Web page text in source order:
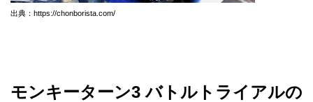
出典：https://chonborista.com/
モンキーターン3 バトルトライアルの